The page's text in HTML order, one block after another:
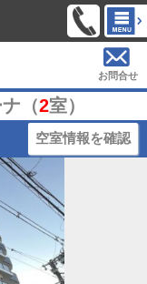
お問合せ
（2室）
空室情報を確認